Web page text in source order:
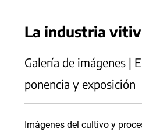
La industria
Galería de imágenes |
ponencia y exposición
Imágenes del cultivo y